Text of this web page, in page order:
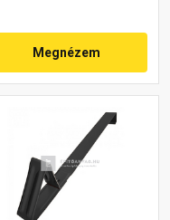
Megnézem